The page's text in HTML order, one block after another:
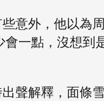
意外，他以為
會一點，沒想到
聲解釋，面條